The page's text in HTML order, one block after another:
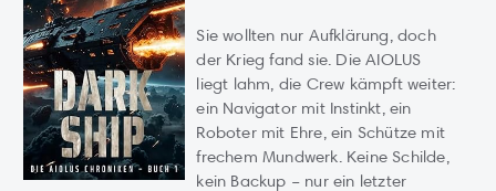
Sie wollten nur Aufklärung, doch
der Krieg fand sie. Die AIOLUS
liegt lahm, die Crew kämpft weiter:
ein Navigator mit Instinkt, ein
Roboter mit Ehre, ein Schütze mit
frechem Mundwerk. Keine Schilde,
kein Backup – nur ein letzter